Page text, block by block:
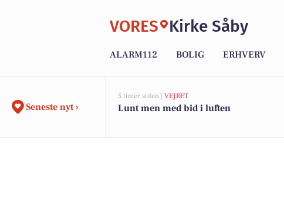
VORES Kirke Såby
ALARM112 BOLIG ERHVERV
Seneste nyt ›
5 timer siden | VEJRET
Lunt men med bid i luften